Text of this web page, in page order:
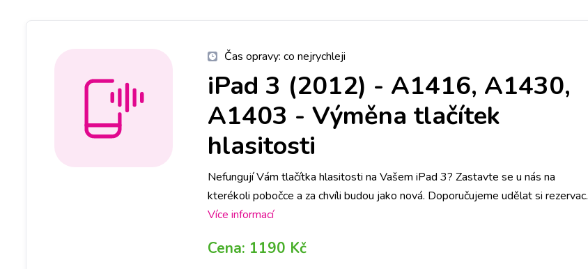
Čas opravy: co nejrychleji
iPad 3 (2012) - A1416, A1430,
A1403 - Výměna tlačítek
hlasitosti
Nefungují Vám tlačítka hlasitosti na Vašem iPad 3? Zastavte se u nás na
kterékoli pobočce a za chvíli budou jako nová. Doporučujeme udělat si rezervaci
na vybrané pobočce a tlačítka vyměníme do hodiny.
Více informací
Cena: 1190 Kč